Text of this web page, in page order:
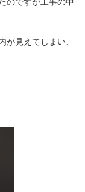
が見えてしまい、